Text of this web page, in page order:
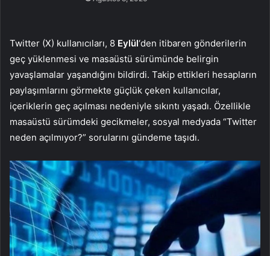
Twitter (X) kullanıcıları, 8 Eylül‘den itibaren gönderilerin
geç yüklenmesi ve masaüstü sürümünde belirgin
yavaşlamalar yaşandığını bildirdi. Takip ettikleri hesapların
paylaşımlarını görmekte güçlük çeken kullanıcılar,
içeriklerin geç açılması nedeniyle sıkıntı yaşadı. Özellikle
masaüstü sürümdeki gecikmeler, sosyal medyada “Twitter
neden açılmıyor?” sorularını gündeme taşıdı.